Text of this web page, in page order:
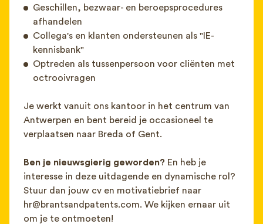
Geschillen, bezwaar- en beroepsprocedures
afhandelen
Collega's en klanten ondersteunen als "IE-
kennisbank"
Optreden als tussenpersoon voor cliënten met
octrooivragen
Je werkt vanuit ons kantoor in het centrum van
Antwerpen en bent bereid je occasioneel te
verplaatsen naar Breda of Gent.
Ben je nieuwsgierig geworden? En heb je
interesse in deze uitdagende en dynamische rol?
Stuur dan jouw cv en motivatiebrief naar
hr@brantsandpatents.com. We kijken ernaar uit
om je te ontmoeten!